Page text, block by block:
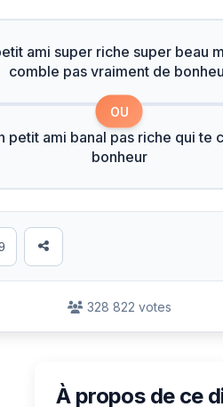
ami super riche super beau
comble pas vraiment de
OU
petit ami banal pas riche qui te
bonheur
328 822 votes
À propos de ce